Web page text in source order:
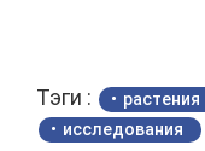
Тэги : растения
исследования